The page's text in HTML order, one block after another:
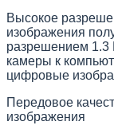
Высокое
изображения
разрешением
камеры к
цифровые
Передовое
изображения